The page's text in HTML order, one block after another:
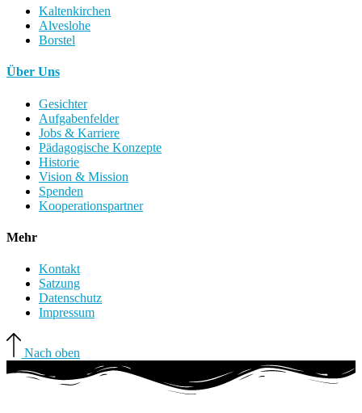
Kaltenkirchen
Alveslohe
Borstel
Über Uns
Gesichter
Aufgabenfelder
Jobs & Karriere
Pädagogische Konzepte
Historie
Vision & Mission
Spenden
Kooperationspartner
Mehr
Kontakt
Satzung
Datenschutz
Impressum
Nach oben